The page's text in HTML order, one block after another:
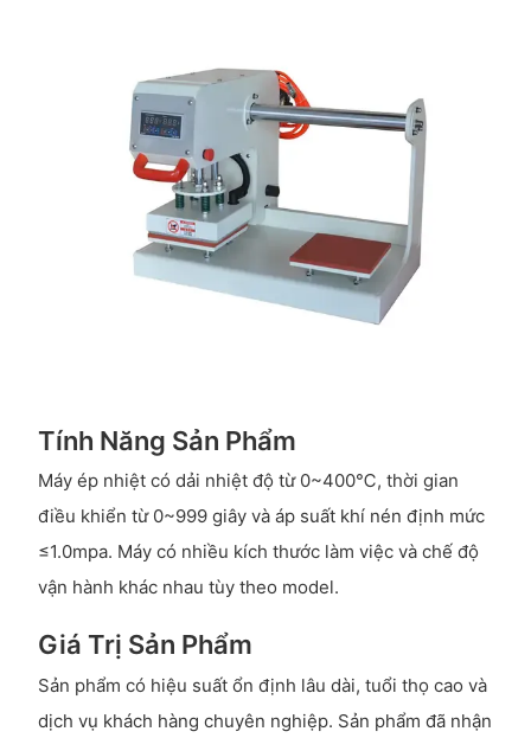
Tính Năng Sản Phẩm
Máy ép nhiệt có dải nhiệt độ từ 0~400℃, thời gian
điều khiển từ 0~999 giây và áp suất khí nén định mức
≤1.0mpa. Máy có nhiều kích thước làm việc và chế độ
vận hành khác nhau tùy theo model.
Giá Trị Sản Phẩm
Sản phẩm có hiệu suất ổn định lâu dài, tuổi thọ cao và
dịch vụ khách hàng chuyên nghiệp. Sản phẩm đã nhận